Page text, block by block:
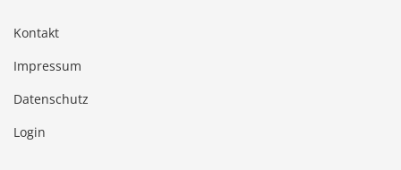
Kontakt
Impressum
Datenschutz
Login